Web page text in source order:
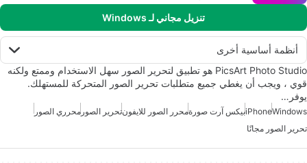
تنزيل مجاني لـ Windows
أنظمة أساسية أخرى
PicsArt Photo Studio هو تطبيق لتحرير الصور سهل الاستخدام وممتع ولكنه
قوي ، ويجب أن يغطي جميع متطلبات تحرير الصور المتحركة للمستهلك.
يوفر…
Windows
iPhoneبيكس آرت صورةمحرر الصور للايفونتحرير الصور محرري الصور
تحرير الصور مجانًا